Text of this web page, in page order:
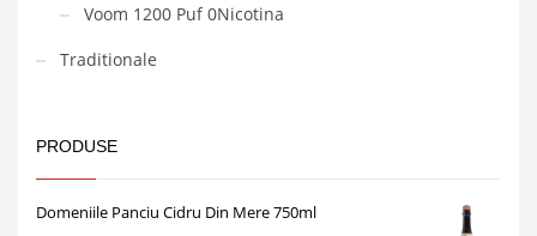
Voom 1200 Puf 0Nicotina
Traditionale
PRODUSE
Domeniile Panciu Cidru Din Mere 750ml